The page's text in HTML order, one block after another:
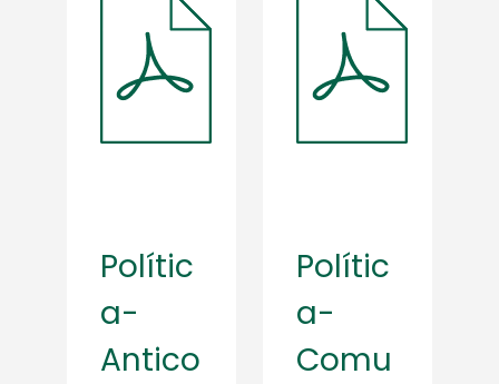
Polític
a-
Antico
Polític
a-
Comu